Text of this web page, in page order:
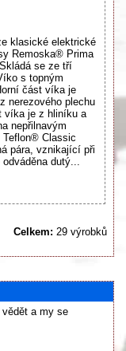
klasické elektrické
Remoska® Prima
se ze tří
s topným
část víka je
nerezového plechu
víka je z hliníku a
nepřilnavým
Teflon® Classic
pára, vznikající při
dutý...
Celkem: 29 výrobků
vědět a my se